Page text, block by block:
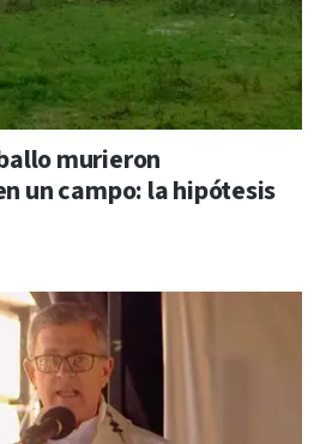
murieron
un campo: la hipótesis